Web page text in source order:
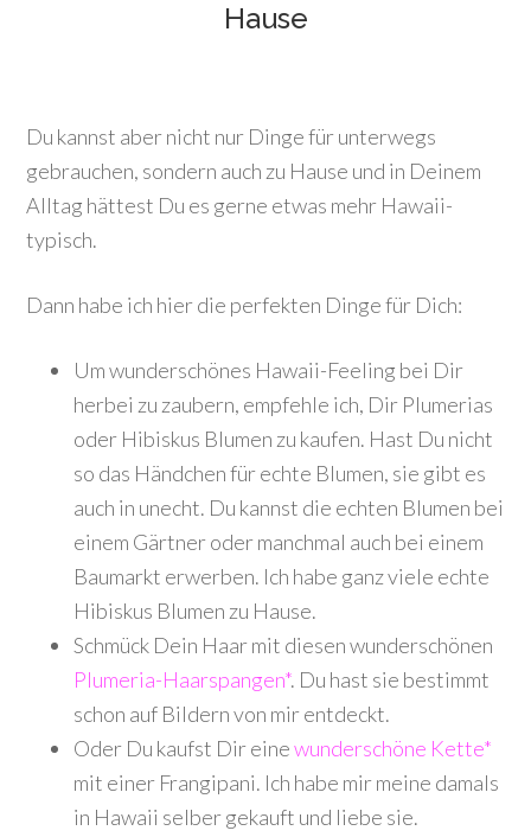
Hause
Du kannst aber nicht nur Dinge für unterwegs
gebrauchen, sondern auch zu Hause und in Deinem
Alltag hättest Du es gerne etwas mehr Hawaii-
typisch.
Dann habe ich hier die perfekten Dinge für Dich:
Um wunderschönes Hawaii-Feeling bei Dir
herbei zu zaubern, empfehle ich, Dir Plumerias
oder Hibiskus Blumen zu kaufen. Hast Du nicht
so das Händchen für echte Blumen, sie gibt es
auch in unecht. Du kannst die echten Blumen bei
einem Gärtner oder manchmal auch bei einem
Baumarkt erwerben. Ich habe ganz viele echte
Hibiskus Blumen zu Hause.
Schmück Dein Haar mit diesen wunderschönen
Plumeria-Haarspangen*. Du hast sie bestimmt
schon auf Bildern von mir entdeckt.
Oder Du kaufst Dir einewunderschöne Kette*
mit einer Frangipani. Ich habe mir meine damals
in Hawaii selber gekauft und liebe sie.